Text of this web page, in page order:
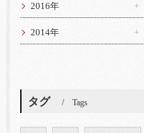
2016年
2014年
タグ Tags